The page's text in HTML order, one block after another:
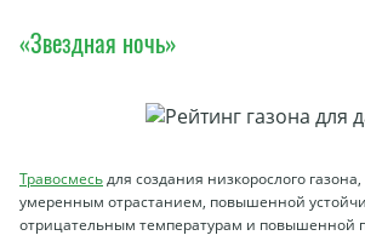
«Звездная ночь»
Травосмесьдля создания низкорослого
умеренным отрастанием, повышенной
отрицательным температурам и повышенной